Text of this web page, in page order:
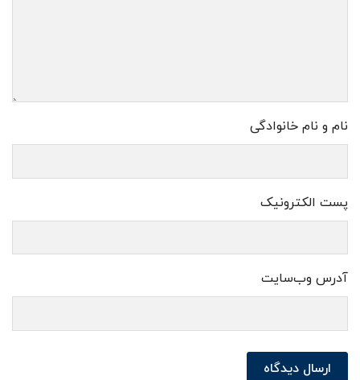
نام و نام خانوادگی
پست الکترونیک
آدرس وب‌سایت
ارسال دیدگاه